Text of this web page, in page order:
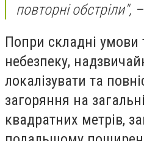
повторні
Попри складні умови
небезпеку,
локалізувати та
загоряння на
квадратних метрів,